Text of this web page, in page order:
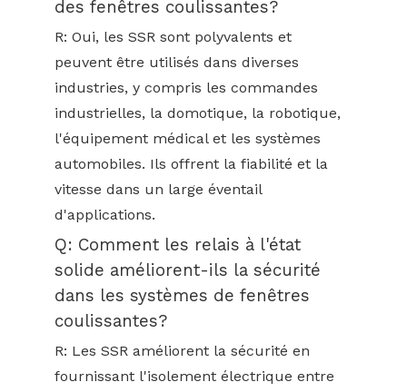
des fenêtres coulissantes?
R: Oui, les SSR sont polyvalents et
peuvent être utilisés dans diverses
industries, y compris les commandes
industrielles, la domotique, la robotique,
l'équipement médical et les systèmes
automobiles. Ils offrent la fiabilité et la
vitesse dans un large éventail
d'applications.
Q: Comment les relais à l'état
solide améliorent-ils la sécurité
dans les systèmes de fenêtres
coulissantes?
R: Les SSR améliorent la sécurité en
fournissant l'isolement électrique entre